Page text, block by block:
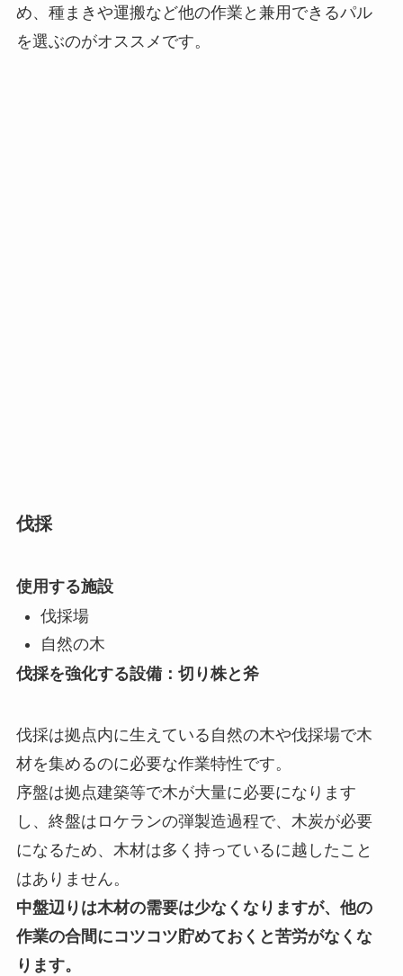
め、種まきや運搬など他の作業と兼用できるパル
を選ぶのがオススメです。
伐採
使用する施設
伐採場
自然の木
伐採を強化する設備：切り株と斧
伐採は拠点内に生えている自然の木や伐採場で木
材を集めるのに必要な作業特性です。
序盤は拠点建築等で木が大量に必要になります
し、終盤はロケランの弾製造過程で、木炭が必要
になるため、木材は多く持っているに越したこと
はありません。
中盤辺りは木材の需要は少なくなりますが、他の
作業の合間にコツコツ貯めておくと苦労がなくな
ります。